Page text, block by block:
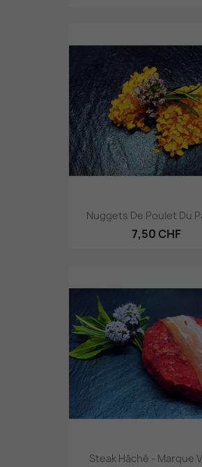
Nuggets De Poulet Du
7,50 CHF
Steak Hâché - Marque